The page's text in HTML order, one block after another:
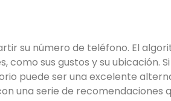
su número de teléfono. El
sus gustos y su ubicación.
puede ser una excelente
una serie de recomendaciones